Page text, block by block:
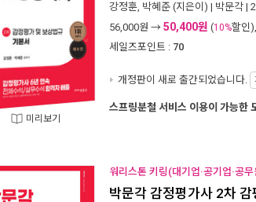
미리보기
강정훈, 박혜준 (지은이) | 박문각 |
56,000원 → 50,400원 (10%할인
세일즈포인트 : 70
개정판이 새로 출간되었습니다.
스프링분철 서비스 이용이 가능한
워리스톤 키링(대기업·공기업·공
박문각 감정평가사 2차 감